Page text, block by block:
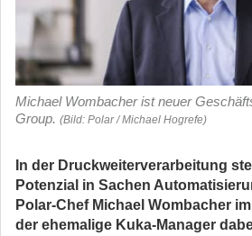
Michael Wombacher ist neuer
Group. (Bild: Polar / Michael Hogrefe)
In der Druckweiterverarbeitung
Potenzial in Sachen
Polar-Chef Michael Wombacher
der ehemalige Kuka-Manager